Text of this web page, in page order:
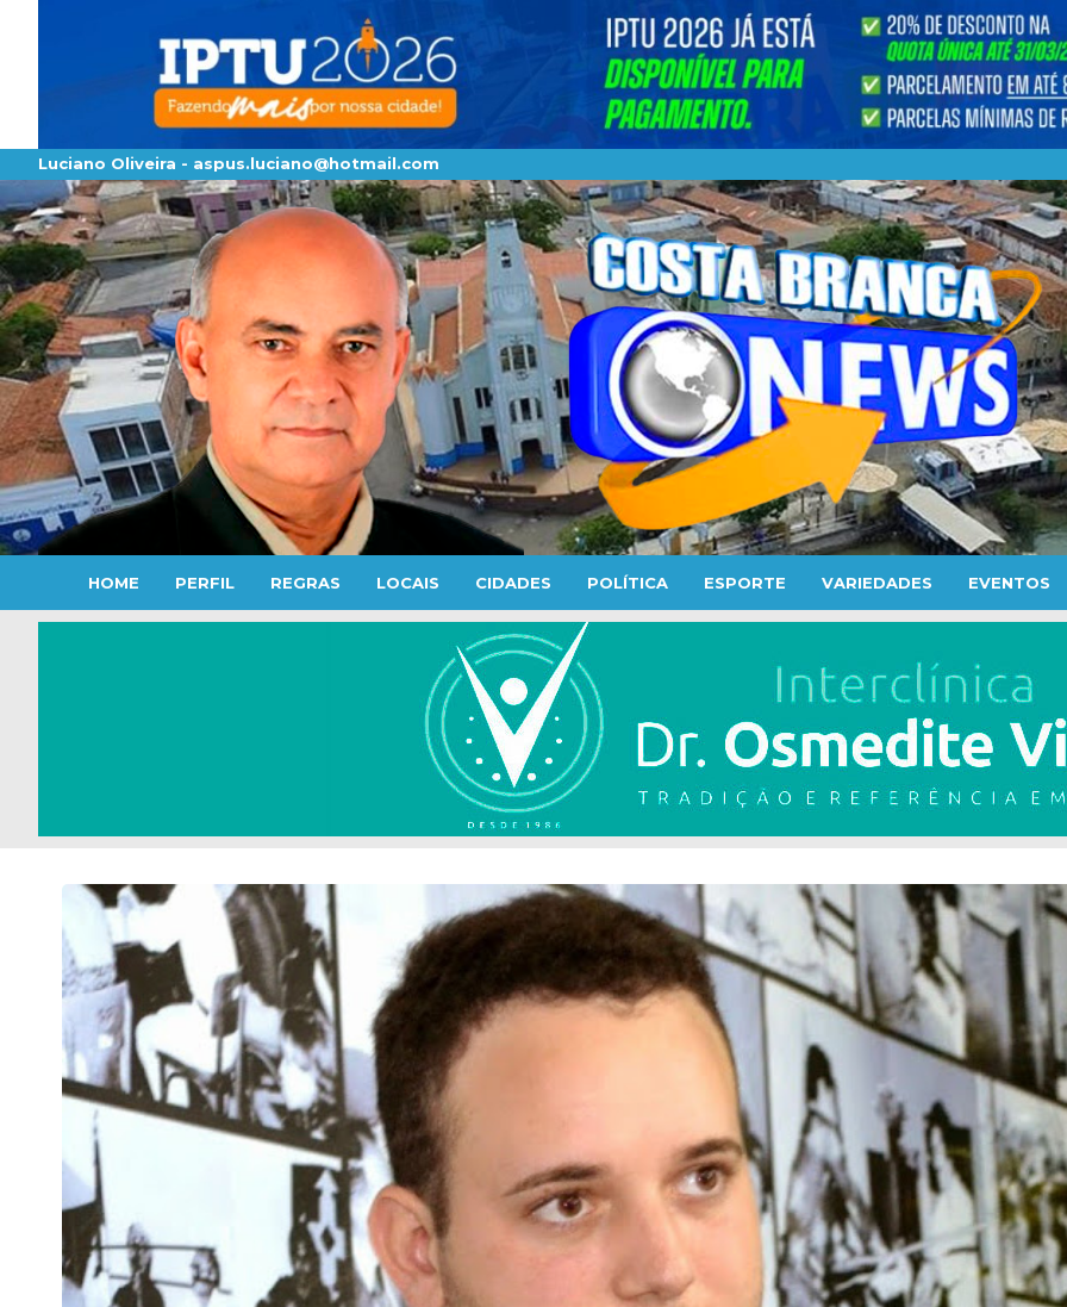
Luciano Oliveira - aspus.luciano@hotmail.com
HOME PERFIL REGRAS LOCAIS CIDADES POLÍTICA ESPORTE VARIEDADES EVENTOS